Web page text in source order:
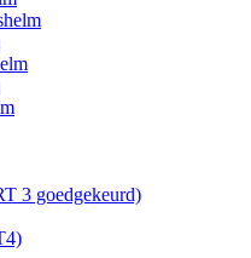
3 goedgekeurd)